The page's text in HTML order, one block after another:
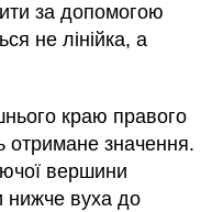
за допомогою
не лінійка, а
краю правого
отримане значення.
вершини
нижче вуха до